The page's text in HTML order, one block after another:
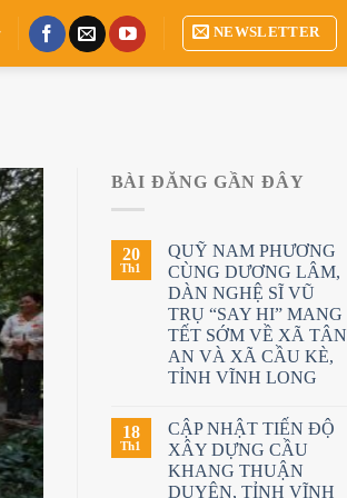
NEWSLETTER
BÀI ĐĂNG GẦN ĐÂY
20
Th1
QUỸ NAM PHƯƠNG
CÙNG DƯƠNG LÂM,
DÀN NGHỆ SĨ VŨ
TRỤ “SAY HI” MANG
TẾT SỚM VỀ XÃ TÂN
AN VÀ XÃ CẦU KÈ,
TỈNH VĨNH LONG
18
Th1
CẬP NHẬT TIẾN ĐỘ
XÂY DỰNG CẦU
KHANG THUẬN
DUYÊN, TỈNH VĨNH